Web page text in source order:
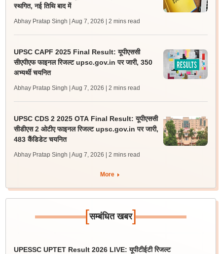
स्थगित, नई तिथि बाद में
Abhay Pratap Singh | Aug 7, 2026 | 2 mins read
UPSC CAPF 2025 Final Result: यूपीएससी
सीएपीएफ फाइनल रिजल्ट upsc.gov.in पर जारी, 350
अभ्यर्थी चयनित
Abhay Pratap Singh | Aug 7, 2026 | 2 mins read
UPSC CDS 2 2025 OTA Final Result: यूपीएससी
सीडीएस 2 ओटीए फाइनल रिजल्ट upsc.gov.in पर जारी,
483 कैंडिडेट चयनित
Abhay Pratap Singh | Aug 7, 2026 | 2 mins read
More
[सम्बंधित खबर]
UPESSC UPTET Result 2026 LIVE: यूपीटीईटी रिजल्ट